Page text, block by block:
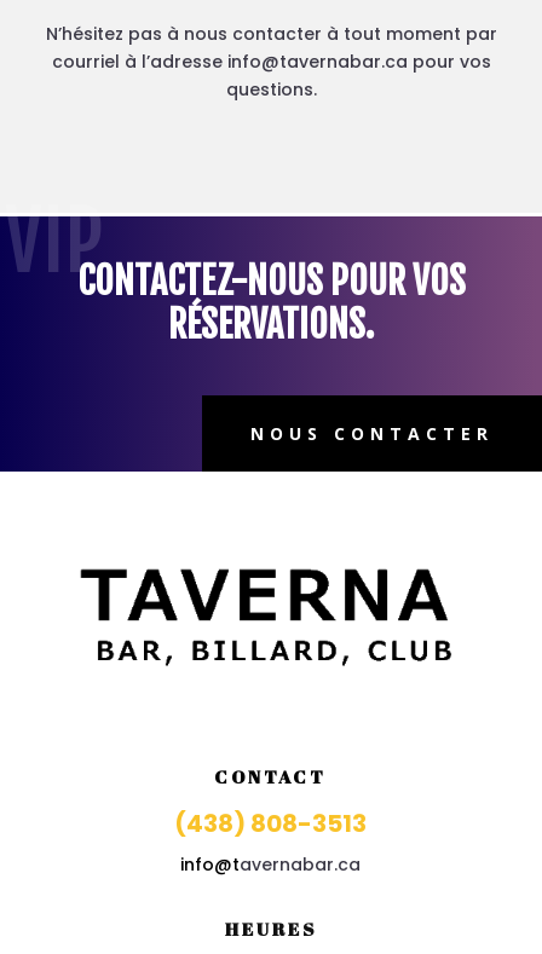
N’hésitez pas à nous contacter à tout moment par
courriel à l’adresse info@tavernabar.ca pour vos
questions.
VIPCONTACTEZ-NOUS POUR VOS
RÉSERVATIONS.
NOUS CONTACTER
CONTACT
(438) 808-3513
info@tavernabar.ca
HEURES